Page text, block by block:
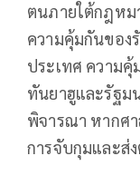
ตนภายใต้กฎหม
ความคุ้มกันของ
ประเทศ ความ
ทันยาฮูและรัฐม
พิจารณา หากศ
การจับกุมและส่